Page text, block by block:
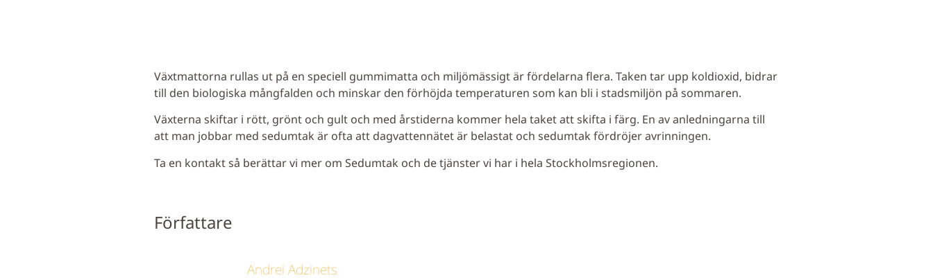
Växtmattorna rullas ut på en speciell gummimatta och miljömässigt är fördelarna flera. Taken tar upp koldioxid, bidrar
till den biologiska mångfalden och minskar den förhöjda temperaturen som kan bli i stadsmiljön på sommaren.
Växterna skiftar i rött, grönt och gult och med årstiderna kommer hela taket att skifta i färg. En av anledningarna till
att man jobbar med sedumtak är ofta att dagvattennätet är belastat och sedumtak fördröjer avrinningen.
Ta en kontakt så berättar vi mer om Sedumtak och de tjänster vi har i hela Stockholmsregionen.
Författare
Andrei Adzinets